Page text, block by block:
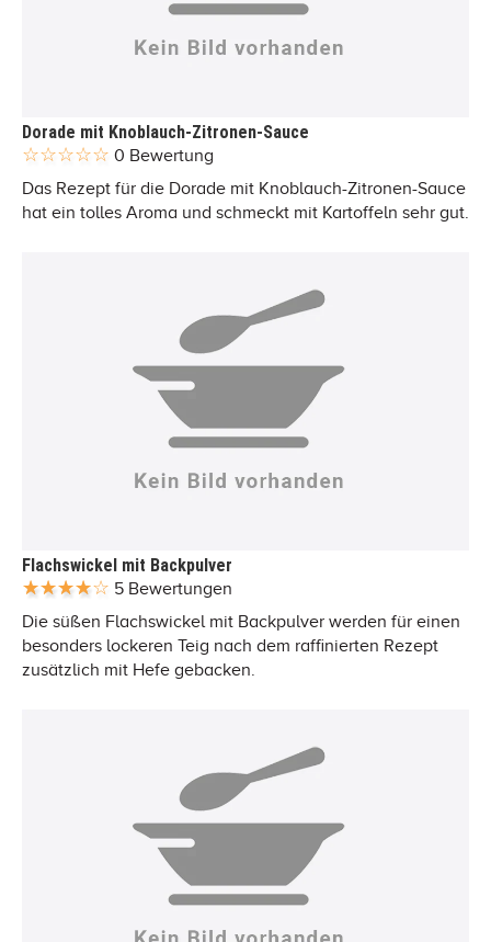
Dorade mit Knoblauch-Zitronen-Sauce
0 Bewertung
Das Rezept für die Dorade mit Knoblauch-Zitronen-Sauce
hat ein tolles Aroma und schmeckt mit Kartoffeln sehr gut.
Flachswickel mit Backpulver
5 Bewertungen
Die süßen Flachswickel mit Backpulver werden für einen
besonders lockeren Teig nach dem raffinierten Rezept
zusätzlich mit Hefe gebacken.